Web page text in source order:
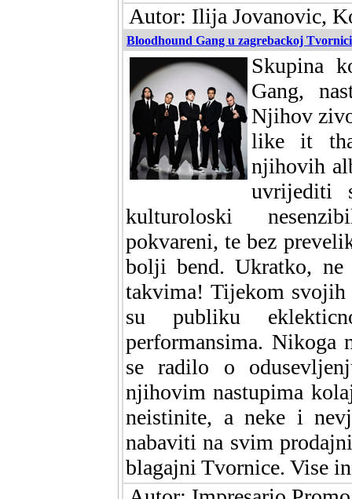
Autor: Ilija Jovanovic,
Bloodhound Gang u zagrebackoj Tvornici
Skupina
Gang,
Njihov
like it
njihovih
uvrijediti
kulturoloski
pokvareni, te bez
bolji bend. Ukratko,
takvima! Tijekom
su publiku
performansima. Nikoga
se radilo o
njihovim nastupima
neistinite, a neke i
nabaviti na svim
blagajni Tvornice. Vise